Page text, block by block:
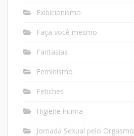
Exibicionismo
Faça você mesmo
Fantasias
Feminismo
Fetiches
Higiene íntima
Jornada Sexual pelo Orgasmo